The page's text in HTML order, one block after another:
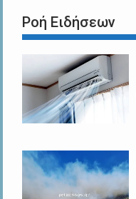
Ροή Ειδήσεων